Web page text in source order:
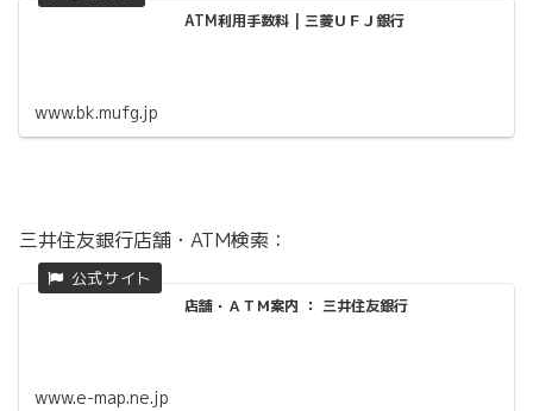
ATM利用手数料 | 三菱ＵＦＪ銀行
www.bk.mufg.jp
三井住友銀行店舗・ATM検索：
店舗・ＡＴＭ案内 ： 三井住友銀行
www.e-map.ne.jp